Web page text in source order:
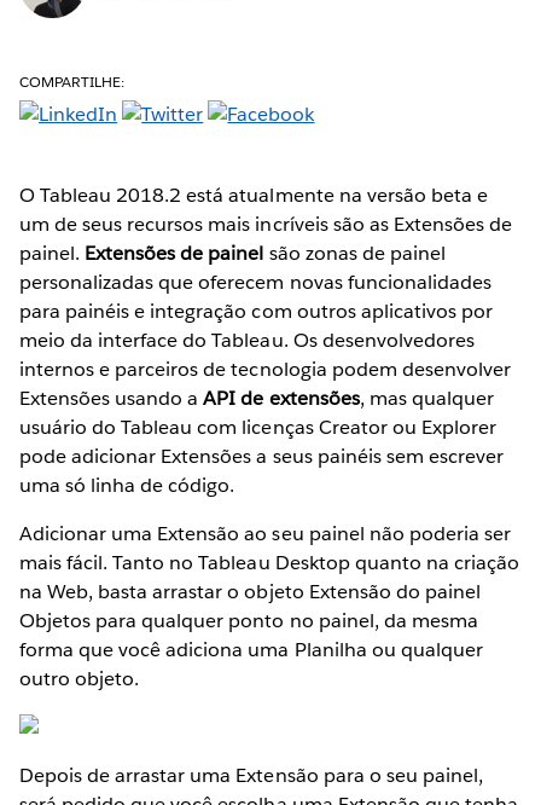
COMPARTILHE:
O Tableau 2018.2 está atualmente na versão beta e
um de seus recursos mais incríveis são as Extensões de
painel. Extensões de painel são zonas de painel
personalizadas que oferecem novas funcionalidades
para painéis e integração com outros aplicativos por
meio da interface do Tableau. Os desenvolvedores
internos e parceiros de tecnologia podem desenvolver
Extensões usando aAPI de extensões, mas qualquer
usuário do Tableau com licenças Creator ou Explorer
pode adicionar Extensões a seus painéis sem escrever
uma só linha de código.
Adicionar uma Extensão ao seu painel não poderia ser
mais fácil. Tanto no Tableau Desktop quanto na criação
na Web, basta arrastar o objeto Extensão do painel
Objetos para qualquer ponto no painel, da mesma
forma que você adiciona uma Planilha ou qualquer
outro objeto.
Depois de arrastar uma Extensão para o seu painel,